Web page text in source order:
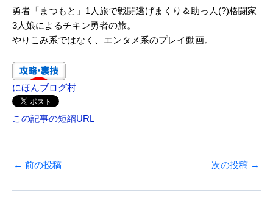
勇者「まつもと」1人旅で戦闘逃げまくり＆助っ人(?)格闘家
3人娘によるチキン勇者の旅。
やりこみ系ではなく、エンタメ系のプレイ動画。
にほんブログ村
この記事の短縮URL
← 前の投稿 次の投稿 →